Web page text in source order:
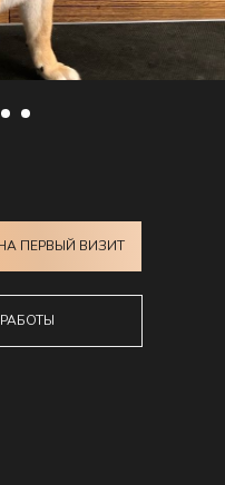
ПЕРВЫЙ ВИЗИТ